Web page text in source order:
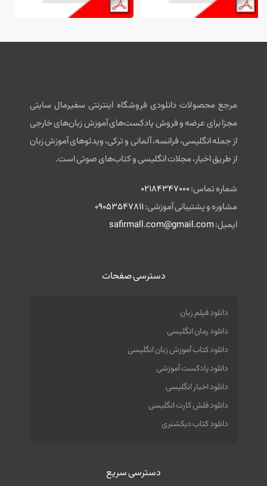
مرجع محصولات دانلودی فروشگاه اینترنتی سفیرمال سایتی
مجزا برای عرضه و فروش پادکست‌های آموزش زبان‌های خارجی
از جمله انگلیسی، فرانسه، آلمانی و ترکی، ویدئوهای آموزش زبان
از طریق اخبار، مجلات انگلیسی و کتاب‌های صوتی است.
شماره تماس:02184347000
مشاوره و پشتیبانی آموزشی:09053547811
ایمیل:safirmall.com@gmail.com
دسترسی صفحات
دانلود فیلم زبان
دانلود رمان انگلیسی
دانلود کتاب آموزش زبان انگلیسی
دانلود پادکست آموزشی
دانلود اخبار انگلیسی
دانلود فلش کارت انگلیسی
دانلود کتاب دیکشنری
دسترسی سریع